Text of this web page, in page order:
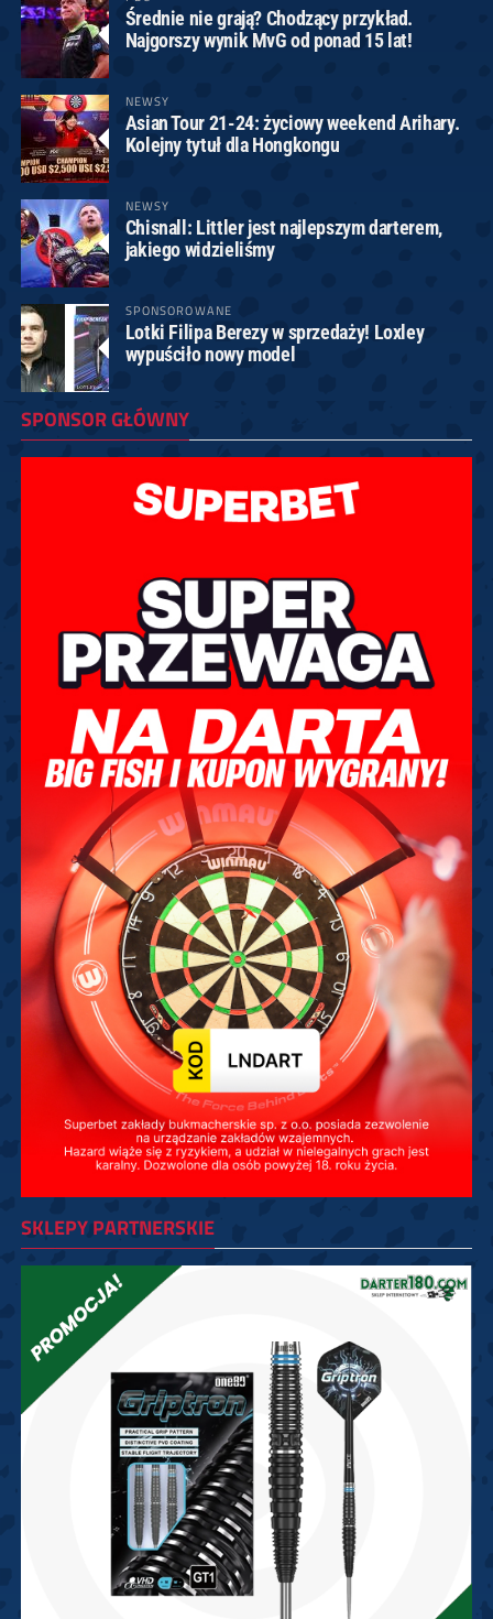
Średnie nie grają? Chodzący przykład.
Najgorszy wynik MvG od ponad 15 lat!
NEWSY
Asian Tour 21-24: życiowy weekend Arihary.
Kolejny tytuł dla Hongkongu
NEWSY
Chisnall: Littler jest najlepszym darterem,
jakiego widzieliśmy
SPONSOROWANE
Lotki Filipa Berezy w sprzedaży! Loxley
wypuściło nowy model
SPONSOR GŁÓWNY
SKLEPY PARTNERSKIE